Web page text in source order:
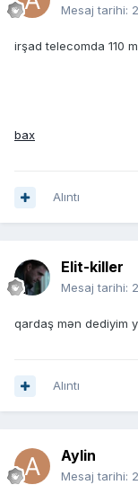
Mesaj tarihi:
irşad telecomda 110
bax
Alıntı
Elit-killer
Mesaj tarihi:
qardaş mən dediyim
Alıntı
Aylin
Mesaj tarihi: